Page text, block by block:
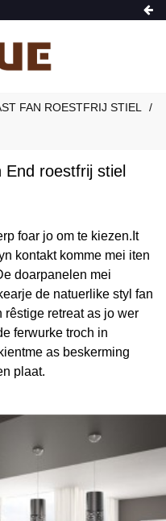
FAN ROESTFRIJ STIEL
roestfrij stiel
foar jo om te kiezen.It
kontakt komme mei iten
doarpanelen mei
de natuerlike styl fan
rêstige retreat as jo wer
ferwurke troch in
as beskerming
plaat.